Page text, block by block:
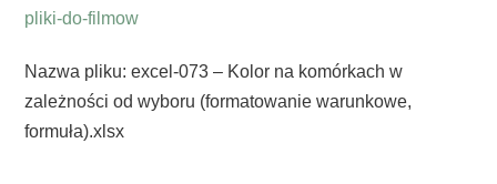
pliki-do-filmow
Nazwa pliku: excel-073 – Kolor na komórkach w
zależności od wyboru (formatowanie warunkowe,
formuła).xlsx